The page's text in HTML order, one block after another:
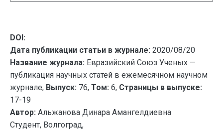
DOI:
Дата публикации статьи в журнале: 2020/08/20
Название журнала: Евразийский Союз Ученых —
публикация научных статей в ежемесячном научном
журнале, Выпуск: 76, Том: 6, Страницы в выпуске:
17-19
Автор: Альжанова Динара Амангелдиевна
Студент, Волгоград,